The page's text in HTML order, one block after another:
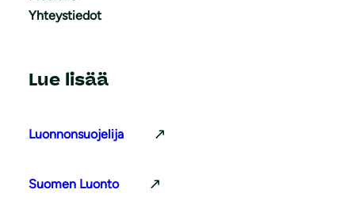
Yhteystiedot
Lue lisää
Luonnonsuojelija
Suomen Luonto